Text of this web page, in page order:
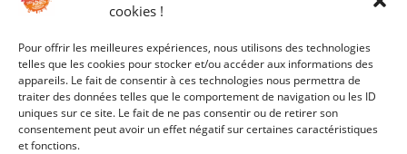
cookies !
Pour offrir les meilleures expériences, nous utilisons des technologies
telles que les cookies pour stocker et/ou accéder aux informations des
appareils. Le fait de consentir à ces technologies nous permettra de
traiter des données telles que le comportement de navigation ou les ID
uniques sur ce site. Le fait de ne pas consentir ou de retirer son
consentement peut avoir un effet négatif sur certaines caractéristiques
et fonctions.
AUTRES
Mentions légales
Politiques de confidentialité